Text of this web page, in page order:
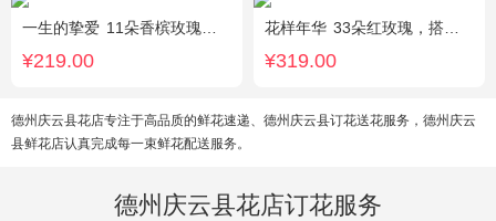
一生的挚爱 11朵香槟玫瑰，搭配适量叶上黄金，随机赠送一个小熊。
¥219.00
花样年华 33朵红玫瑰，搭配适量石竹梅外围。
¥319.00
德州庆云县花店专注于高品质的鲜花速递、德州庆云县订花送花服务，德州庆云
县鲜花店认真完成每一束鲜花配送服务。
德州庆云县花店订花服务